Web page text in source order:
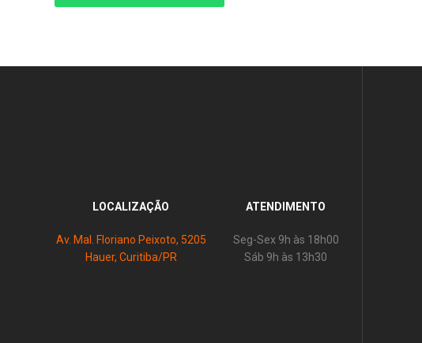
LOCALIZAÇÃO
Av. Mal. Floriano Peixoto, 5205
Hauer, Curitiba/PR
ATENDIMENTO
Seg-Sex 9h às 18h00
Sáb 9h às 13h30